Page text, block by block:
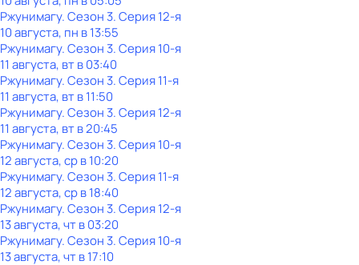
Ржунимагу. Сезон 3. Серия 12-я
10 августа, пн в 13:55
Ржунимагу. Сезон 3. Серия 10-я
11 августа, вт в 03:40
Ржунимагу. Сезон 3. Серия 11-я
11 августа, вт в 11:50
Ржунимагу. Сезон 3. Серия 12-я
11 августа, вт в 20:45
Ржунимагу. Сезон 3. Серия 10-я
12 августа, ср в 10:20
Ржунимагу. Сезон 3. Серия 11-я
12 августа, ср в 18:40
Ржунимагу. Сезон 3. Серия 12-я
13 августа, чт в 03:20
Ржунимагу. Сезон 3. Серия 10-я
13 августа, чт в 17:10